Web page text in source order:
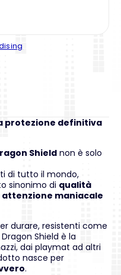
protezione definitiva
Shield non è solo
di tutto il mondo,
sinonimo di qualità
attenzione maniacale
durare, resistenti come
Shield è la
dai playmat ad altri
nasce per
.